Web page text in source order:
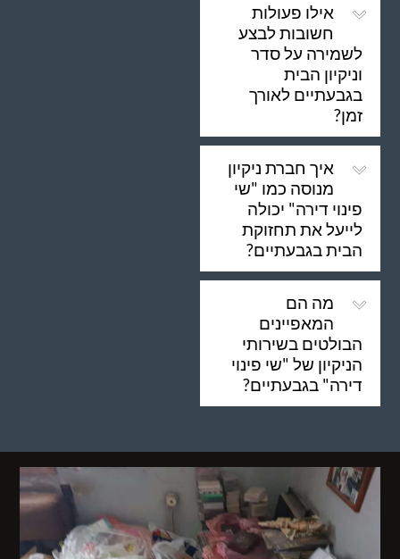
אילו פעולות
חשובות לבצע
לשמירה על סדר
וניקיון הבית
בגבעתיים לאורך
זמן?
איך חברת ניקיון
מנוסה כמו "שי
פינוי דירה" יכולה
לייעל את תחזוקת
הבית בגבעתיים?
מה הם
המאפיינים
הבולטים בשירותי
הניקיון של "שי פינוי
דירה" בגבעתיים?